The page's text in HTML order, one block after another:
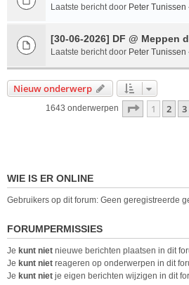
Laatste bericht door Peter Tunissen
[30-06-2026] DF @ Meppen
Laatste bericht door Peter Tunissen
Nieuw onderwerp
1643 onderwerpen Pagina
1 2 3
WIE IS ER ONLINE
Gebruikers op dit forum: Geen geregistreerde
FORUMPERMISSIES
Je kunt niet nieuwe berichten plaatsen in dit
Je kunt niet reageren op onderwerpen in dit
Je kunt niet je eigen berichten wijzigen in dit